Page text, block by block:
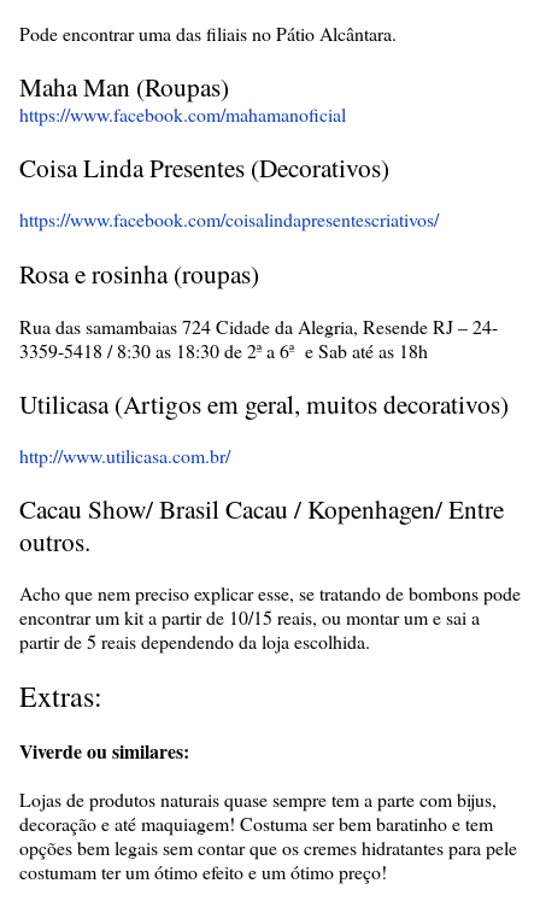
Pode encontrar uma das filiais no Pátio Alcântara.
Maha Man (Roupas)
https://www.facebook.com/mahamanoficial
Coisa Linda Presentes (Decorativos)
https://www.facebook.com/coisalindapresentescriativos/
Rosa e rosinha (roupas)
Rua das samambaias 724 Cidade da Alegria, Resende RJ – 24-
3359-5418 / 8:30 as 18:30 de 2ª a 6ª e Sab até as 18h
Utilicasa (Artigos em geral, muitos decorativos)
http://www.utilicasa.com.br/
Cacau Show/ Brasil Cacau / Kopenhagen/ Entre
outros.
Acho que nem preciso explicar esse, se tratando de bombons pode
encontrar um kit a partir de 10/15 reais, ou montar um e sai a
partir de 5 reais dependendo da loja escolhida.
Extras:
Viverde ou similares:
Lojas de produtos naturais quase sempre tem a parte com bijus,
decoração e até maquiagem! Costuma ser bem baratinho e tem
opções bem legais sem contar que os cremes hidratantes para pele
costumam ter um ótimo efeito e um ótimo preço!